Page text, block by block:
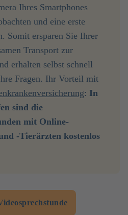
Ihres Smartphones
und eine erste
Somit ersparen Sie Ihrer
Transport zur
erhalten selbst schnell
Fragen. Ihr Vorteil mit
: In
sind die
mit Online-
-Tierärzten kostenlos